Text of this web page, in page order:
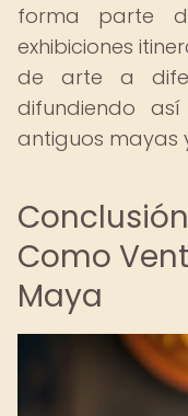
forma parte
exhibiciones
de arte a
difundiendo
antiguos mayas
Como
Maya